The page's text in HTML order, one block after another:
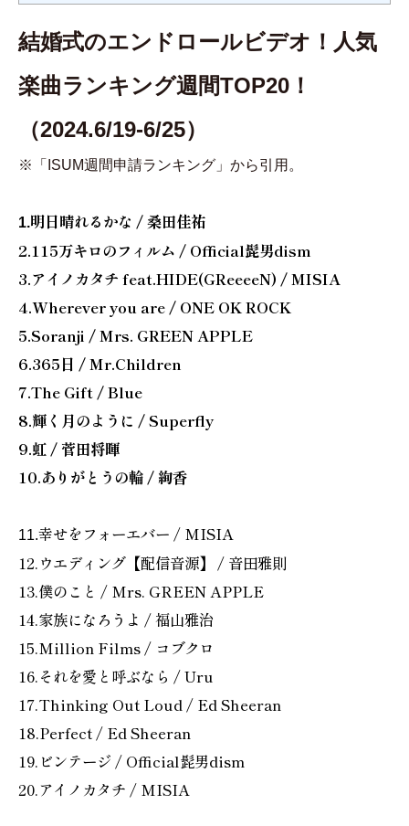
結婚式のエンドロールビデオ！人気
楽曲ランキング週間TOP20！
（2024.6/19-6/25）
※「ISUM週間申請ランキング」から引用。
1.明日晴れるかな / 桑田佳祐
2.115万キロのフィルム / Official髭男dism
3.アイノカタチ feat.HIDE(GReeeeN) / MISIA
4.Wherever you are / ONE OK ROCK
5.Soranji / Mrs. GREEN APPLE
6.365日 / Mr.Children
7.The Gift / Blue
8.輝く月のように / Superfly
9.虹 / 菅田将暉
10.ありがとうの輪 / 絢香
11.幸せをフォーエバー / MISIA
12.ウエディング【配信音源】 / 音田雅則
13.僕のこと / Mrs. GREEN APPLE
14.家族になろうよ / 福山雅治
15.Million Films / コブクロ
16.それを愛と呼ぶなら / Uru
17.Thinking Out Loud / Ed Sheeran
18.Perfect / Ed Sheeran
19.ビンテージ / Official髭男dism
20.アイノカタチ / MISIA